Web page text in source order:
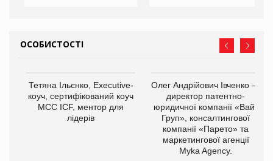
ОСОБИСТОСТІ
Тетяна Ільєнко, Executive-
коуч, сертифікований коуч
МСС ICF, ментор для
лідерів
Олег Андрійович Івченко —
директор патентно-
юридичної компанії «Вайз
Груп», консалтингової
компанії «Парето» та
маркетингової агенції
Myka Agency.